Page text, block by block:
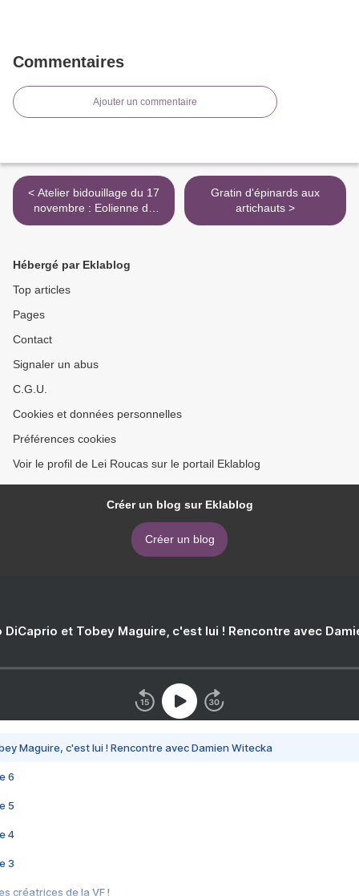
Commentaires
Ajouter un commentaire
< Atelier bidouillage du 17
novembre : Eolienne de
Noël
Gratin d'épinards aux
artichauts >
Hébergé par Eklablog
Top articles
Pages
Contact
Signaler un abus
C.G.U.
Cookies et données personnelles
Préférences cookies
Voir le profil de Lei Roucas sur le portail Eklablog
Créer un blog sur Eklablog
Créer un blog
DiCaprio et Tobey Maguire, c'est lui ! Rencontre avec
Maguire, c'est lui ! Rencontre avec Damien Witecka
6
5
4
3
créatrices de la VF !